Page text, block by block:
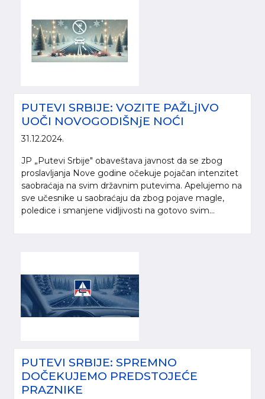
PUTEVI SRBIJE: VOZITE PAŽLjIVO
UOČI NOVOGODIŠNjE NOĆI
31.12.2024.
JP „Putevi Srbije" obaveštava javnost da se zbog
proslavljanja Nove godine očekuje pojačan intenzitet
saobraćaja na svim državnim putevima. Apelujemo na
sve učesnike u saobraćaju da zbog pojave magle,
poledice i smanjene vidljivosti na gotovo svim...
PUTEVI SRBIJE: SPREMNO
DOČEKUJEMO PREDSTOJEĆE
PRAZNIKE